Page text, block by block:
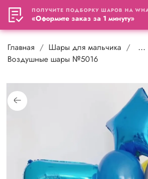
Главная Шары для мальчика
...
Воздушные шары №5016
«Оформите заказ за 1 минуту»